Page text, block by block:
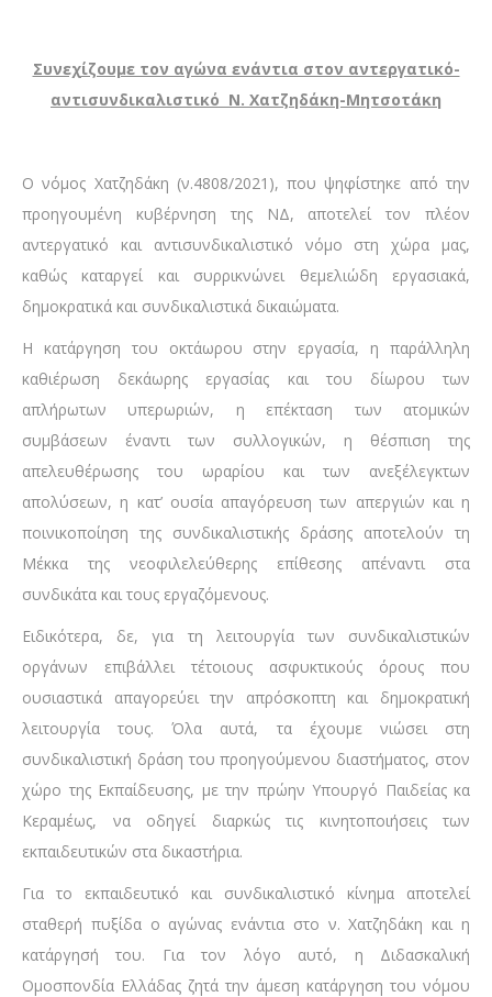
Συνεχίζουμε τον αγώνα ενάντια στον αντεργατικό-
αντισυνδικαλιστικό Ν. Χατζηδάκη-Μητσοτάκη
Ο νόμος Χατζηδάκη (ν.4808/2021), που ψηφίστηκε από την
προηγουμένη κυβέρνηση της ΝΔ, αποτελεί τον πλέον
αντεργατικό και αντισυνδικαλιστικό νόμο στη χώρα μας,
καθώς καταργεί και συρρικνώνει θεμελιώδη εργασιακά,
δημοκρατικά και συνδικαλιστικά δικαιώματα.
Η κατάργηση του οκτάωρου στην εργασία, η παράλληλη
καθιέρωση δεκάωρης εργασίας και του δίωρου των
απλήρωτων υπερωριών, η επέκταση των ατομικών
συμβάσεων έναντι των συλλογικών, η θέσπιση της
απελευθέρωσης του ωραρίου και των ανεξέλεγκτων
απολύσεων, η κατ’ ουσία απαγόρευση των απεργιών και η
ποινικοποίηση της συνδικαλιστικής δράσης αποτελούν τη
Μέκκα της νεοφιλελεύθερης επίθεσης απέναντι στα
συνδικάτα και τους εργαζόμενους.
Ειδικότερα, δε, για τη λειτουργία των συνδικαλιστικών
οργάνων επιβάλλει τέτοιους ασφυκτικούς όρους που
ουσιαστικά απαγορεύει την απρόσκοπτη και δημοκρατική
λειτουργία τους. Όλα αυτά, τα έχουμε νιώσει στη
συνδικαλιστική δράση του προηγούμενου διαστήματος, στον
χώρο της Εκπαίδευσης, με την πρώην Υπουργό Παιδείας κα
Κεραμέως, να οδηγεί διαρκώς τις κινητοποιήσεις των
εκπαιδευτικών στα δικαστήρια.
Για το εκπαιδευτικό και συνδικαλιστικό κίνημα αποτελεί
σταθερή πυξίδα ο αγώνας ενάντια στο ν. Χατζηδάκη και η
κατάργησή του. Για τον λόγο αυτό, η Διδασκαλική
Ομοσπονδία Ελλάδας ζητά την άμεση κατάργηση του νόμου